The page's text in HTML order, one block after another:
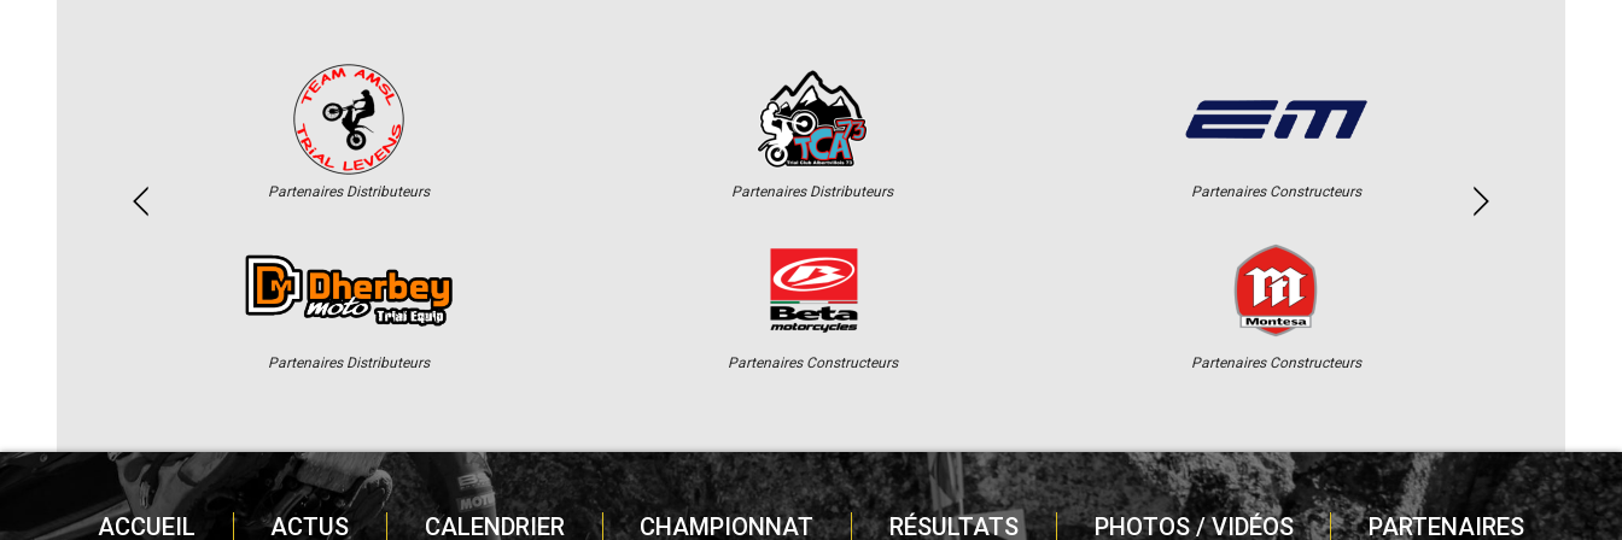
Partenaires Distributeurs
Partenaires Distributeurs
Partenaires Distributeurs
Partenaires Constructeurs
Partenaires Constructeurs
Partenaires Constructeurs
ACCUEIL ACTUS CALENDRIER CHAMPIONNAT RÉSULTATS PHOTOS / VIDÉOS PARTENAIRES